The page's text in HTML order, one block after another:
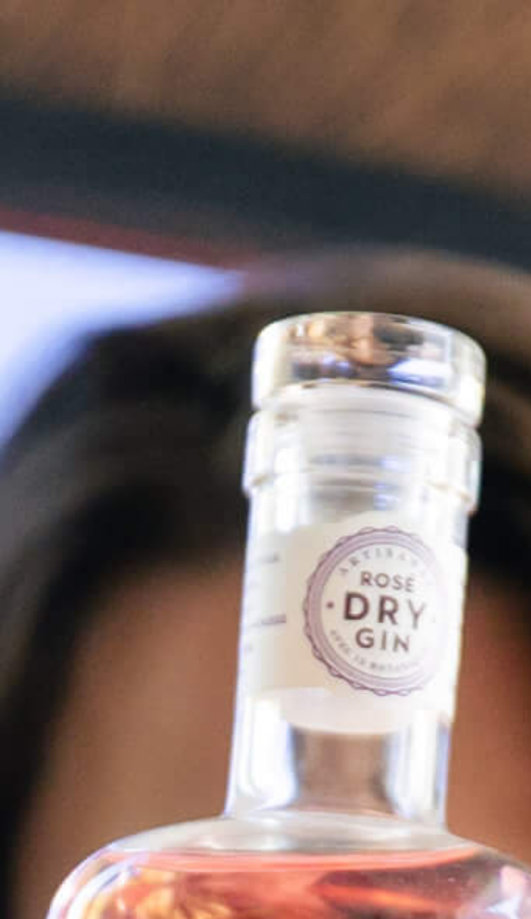
PROVENCE
Notre histoire
inimitable de prendre la vie du
• Un parfum reconnaissable de
garrigue flotte dans l’air
• Une palette d’arômes exhale
d’un jardin luxuriant...
Ouvrez les yeux... c’est le souffle
de MistralGin qui vient de vous
traverser !